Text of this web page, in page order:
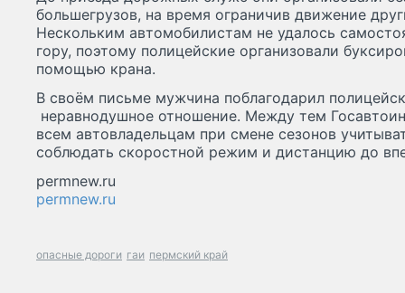
большегрузов, на время ограничив движение
Нескольким автомобилистам не удалось
гору, поэтому полицейские организовали
помощью крана.
В своём письме мужчина поблагодарил
неравнодушное отношение. Между тем
всем автовладельцам при смене сезонов
соблюдать скоростной режим и дистанцию до
permnew.ru
permnew.ru
опасные дороги гаи пермский край